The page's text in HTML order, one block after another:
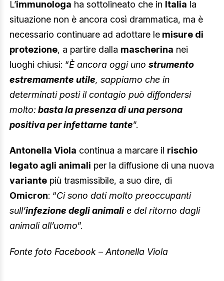
L’immunologa ha sottolineato che in Italia la
situazione non è ancora così drammatica, ma è
necessario continuare ad adottare le misure di
protezione, a partire dalla mascherina nei
luoghi chiusi: “È ancora oggi uno strumento
estremamente utile, sappiamo che in
determinati posti il contagio può diffondersi
molto: basta la presenza di una persona
positiva per infettarne tante”.
Antonella Viola continua a marcare il rischio
legato agli animali per la diffusione di una nuova
variante più trasmissibile, a suo dire, di
Omicron: “Ci sono dati molto preoccupanti
sull’infezione degli animali e del ritorno dagli
animali all’uomo”.
Fonte foto Facebook – Antonella Viola